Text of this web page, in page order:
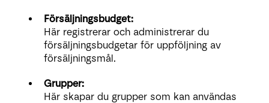
Försäljningsbudget:
Här registrerar och administrerar du
försäljningsbudgetar för uppföljning av
försäljningsmål.
Grupper:
Här skapar du grupper som kan användas